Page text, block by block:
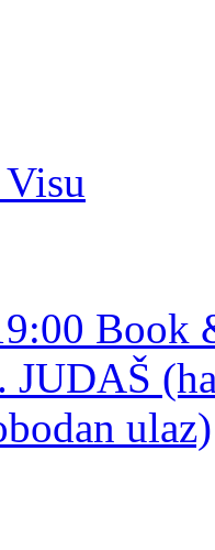
Book
JUDAŠ
ulaz)